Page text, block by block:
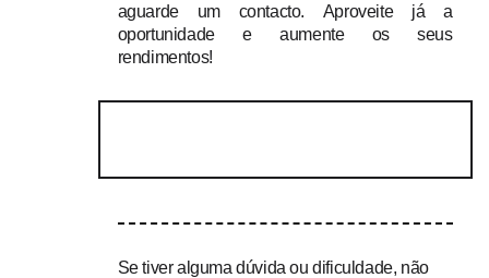
aguarde um contacto. Aproveite já a
oportunidade e aumente os seus
rendimentos!
Se tiver alguma dúvida ou dificuldade, não